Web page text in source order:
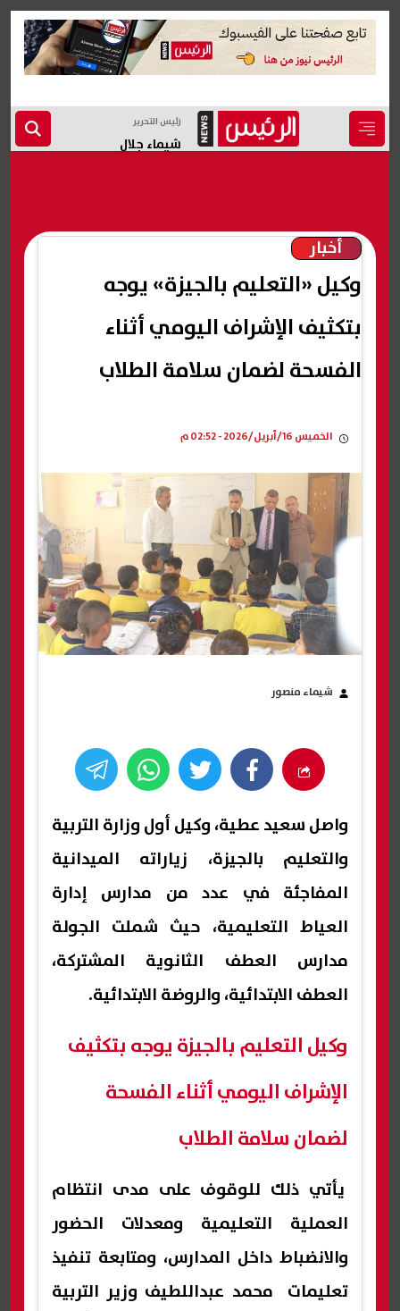
رئيس التحرير
شيماء جلال
أخبار
وكيل «التعليم بالجيزة» يوجه
بتكثيف الإشراف اليومي أثناء
الفسحة لضمان سلامة الطلاب
الخميس 16/أبريل/2026 - 02:52 م
شيماء منصور
واصل سعيد عطية، وكيل أول وزارة التربية
والتعليم بالجيزة، زياراته الميدانية
المفاجئة في عدد من مدارس إدارة
العياط التعليمية، حيث شملت الجولة
مدارس العطف الثانوية المشتركة،
العطف الابتدائية، والروضة الابتدائية.
وكيل التعليم بالجيزة يوجه بتكثيف
الإشراف اليومي أثناء الفسحة
لضمان سلامة الطلاب
يأتي ذلك للوقوف على مدى انتظام
العملية التعليمية ومعدلات الحضور
والانضباط داخل المدارس، ومتابعة تنفيذ
تعليمات محمد عبداللطيف وزير التربية